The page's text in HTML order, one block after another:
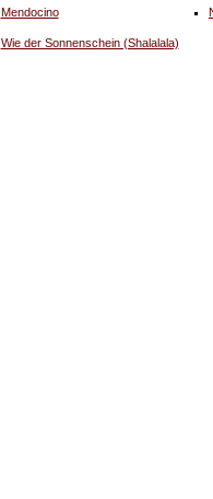
Mendocino
Wie der Sonnenschein (Shalalala)